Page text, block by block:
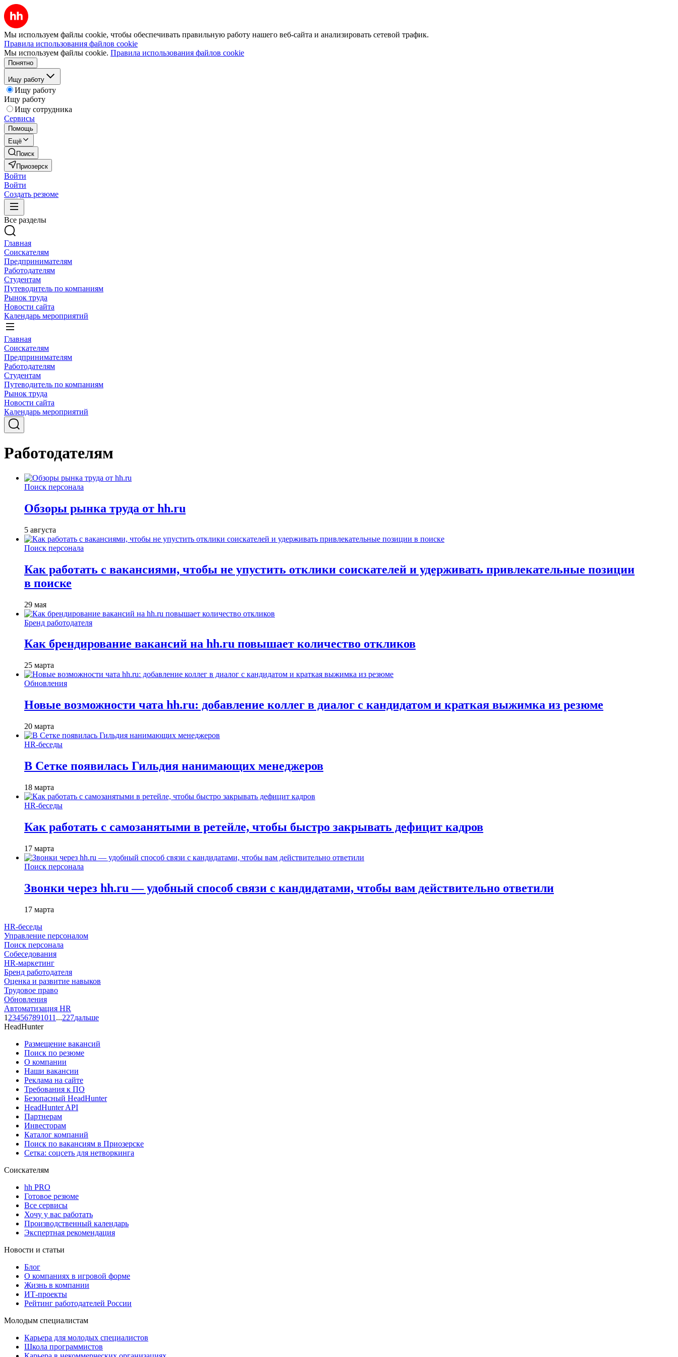
Мы используем файлы cookie, чтобы обеспечивать правильную работу нашего веб-сайта и анализировать сетевой трафик.
Правила использования файлов cookie
Мы используем файлы cookie. Правила использования файлов cookie
Понятно
Ищу работу
Ищу работу
Ищу работу
Ищу сотрудника
Сервисы
Помощь
Ещё
Поиск
Приозерск
Войти
Войти
Создать резюме
Все разделы
Главная
Соискателям
Предпринимателям
Работодателям
Студентам
Путеводитель по компаниям
Рынок труда
Новости сайта
Календарь мероприятий
Главная
Соискателям
Предпринимателям
Работодателям
Студентам
Путеводитель по компаниям
Рынок труда
Новости сайта
Календарь мероприятий
Работодателям
Поиск персонала
Обзоры рынка труда от hh.ru
5 августа
Поиск персонала
Как работать с вакансиями, чтобы не упустить отклики соискателей и удерживать привлекательные позиции
в поиске
29 мая
Бренд работодателя
Как брендирование вакансий на hh.ru повышает количество откликов
25 марта
Обновления
Новые возможности чата hh.ru: добавление коллег в диалог с кандидатом и краткая выжимка из резюме
20 марта
HR-беседы
В Сетке появилась Гильдия нанимающих менеджеров
18 марта
HR-беседы
Как работать с самозанятыми в ретейле, чтобы быстро закрывать дефицит кадров
17 марта
Поиск персонала
Звонки через hh.ru — удобный способ связи с кандидатами, чтобы вам действительно ответили
17 марта
HR-беседы
Управление персоналом
Поиск персонала
Собеседования
HR-маркетинг
Бренд работодателя
Оценка и развитие навыков
Трудовое право
Обновления
Автоматизация HR
1 234567891011 ...227дальше
HeadHunter
Размещение вакансий
Поиск по резюме
О компании
Наши вакансии
Реклама на сайте
Требования к ПО
Безопасный HeadHunter
HeadHunter API
Партнерам
Инвесторам
Каталог компаний
Поиск по вакансиям в Приозерске
Сетка: соцсеть для нетворкинга
Соискателям
hh PRO
Готовое резюме
Все сервисы
Хочу у вас работать
Производственный календарь
Экспертная рекомендация
Новости и статьи
Блог
О компаниях в игровой форме
Жизнь в компании
ИТ-проекты
Рейтинг работодателей России
Молодым специалистам
Карьера для молодых специалистов
Школа программистов